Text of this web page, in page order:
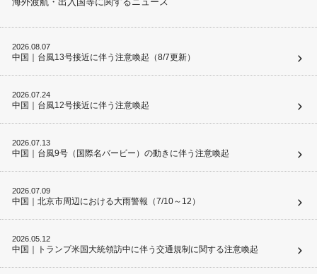
2026.08.07
中国｜台風13号接近に伴う注意喚起（8/7更新）
2026.07.24
中国｜台風12号接近に伴う注意喚起
2026.07.13
中国｜台風9号（国際名バービー）の動きに伴う注意喚起
2026.07.09
中国｜北京市周辺における大雨警報（7/10～12）
2026.05.12
中国｜トランプ米国大統領訪中に伴う交通規制に関する注意喚起